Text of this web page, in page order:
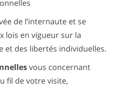
de l’internaute et se
lois en vigueur sur la
et des libertés individuelles.
vous concernant
fil de votre visite,